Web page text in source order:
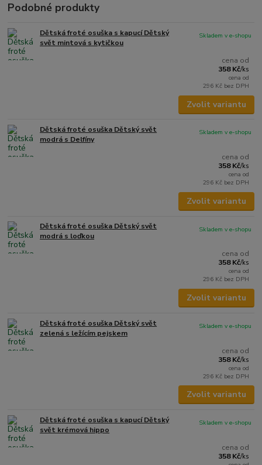
Podobné produkty
Dětská froté osuška s kapucí Dětský
svět mintová s kytičkou
cena od
358 Kč/ks
cena od
296 Kč bez DPH
Skladem v e-shopu
Zvolit variantu
Dětská froté osuška Dětský svět
modrá s Delfíny
cena od
358 Kč/ks
cena od
296 Kč bez DPH
Skladem v e-shopu
Zvolit variantu
Dětská froté osuška Dětský svět
modrá s loďkou
cena od
358 Kč/ks
cena od
296 Kč bez DPH
Skladem v e-shopu
Zvolit variantu
Dětská froté osuška Dětský svět
zelená s ležícím pejskem
cena od
358 Kč/ks
cena od
296 Kč bez DPH
Skladem v e-shopu
Zvolit variantu
Dětská froté osuška s kapucí Dětský
svět krémová hippo
cena od
358 Kč/ks
Skladem v e-shopu